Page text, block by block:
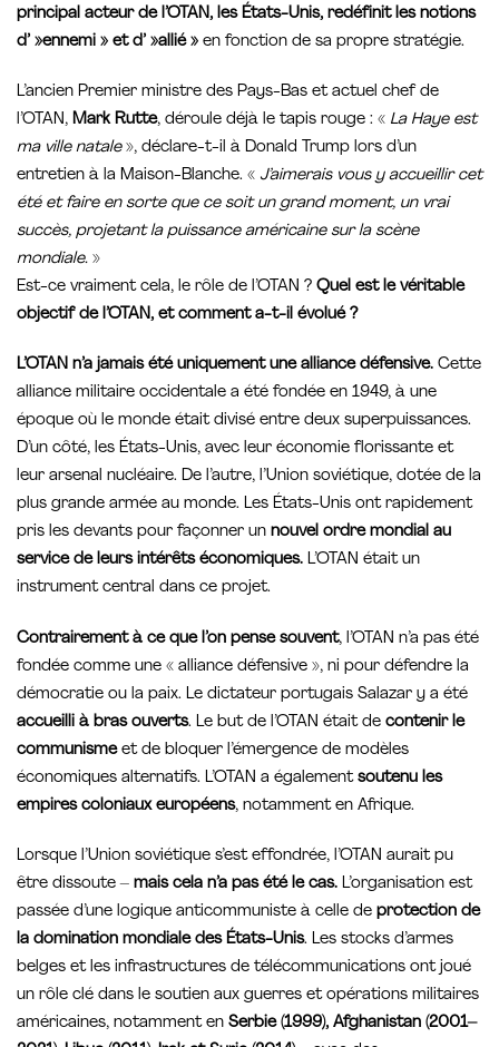
principal acteur de l’OTAN, les États-Unis, redéfinit les notions
d’ »ennemi » et d’ »allié » en fonction de sa propre stratégie.
L’ancien Premier ministre des Pays-Bas et actuel chef de
l’OTAN, Mark Rutte, déroule déjà le tapis rouge : « La Haye est
ma ville natale», déclare-t-il à Donald Trump lors d’un
entretien à la Maison-Blanche. « J’aimerais vous y accueillir cet
été et faire en sorte que ce soit un grand moment, un vrai
succès, projetant la puissance américaine sur la scène
mondiale. »
Est-ce vraiment cela, le rôle de l’OTAN ? Quel est le véritable
objectif de l’OTAN, et comment a-t-il évolué ?
L’OTAN n’a jamais été uniquement une alliance défensive. Cette
alliance militaire occidentale a été fondée en 1949, à une
époque où le monde était divisé entre deux superpuissances.
D’un côté, les États-Unis, avec leur économie florissante et
leur arsenal nucléaire. De l’autre, l’Union soviétique, dotée de la
plus grande armée au monde. Les États-Unis ont rapidement
pris les devants pour façonner un nouvel ordre mondial au
service de leurs intérêts économiques. L’OTAN était un
instrument central dans ce projet.
Contrairement à ce que l’on pense souvent, l’OTAN n’a pas été
fondée comme une « alliance défensive », ni pour défendre la
démocratie ou la paix. Le dictateur portugais Salazar y a été
accueilli à bras ouverts. Le but de l’OTAN était de contenir le
communismeet de bloquer l’émergence de modèles
économiques alternatifs. L’OTAN a également soutenu les
empires coloniaux européens, notamment en Afrique.
Lorsque l’Union soviétique s’est effondrée, l’OTAN aurait pu
être dissoute – mais cela n’a pas été le cas. L’organisation est
passée d’une logique anticommuniste à celle de protection de
la domination mondiale des États-Unis. Les stocks d’armes
belges et les infrastructures de télécommunications ont joué
un rôle clé dans le soutien aux guerres et opérations militaires
américaines, notamment en Serbie (1999), Afghanistan (2001–